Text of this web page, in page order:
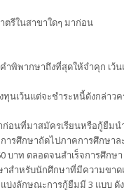
ตรีในสาขาใดๆ มาก่อน
ำพิพากษาถึงที่สุดให้จำคุก เว้
นเว้นแต่จะชำระหนี้ดังกล่าว
อนที่มาสมัครเรียนหรือกู้ยืมน
รศึกษาถัดไปภาคการศึกษาล
บาท ตลอดจนสำเร็จการศึก
าสำหรับนักศึกษาที่มีความขาด
บ่งลักษณะการกู้ยืมมี 3 แบบ ดั